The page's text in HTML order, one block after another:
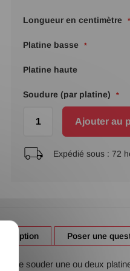
Longueur en centimètre
Platine basse
Platine haute
Soudure (par platine)
Ajouter au
Expédié sous : 72
de souder une ou deux
Poser une